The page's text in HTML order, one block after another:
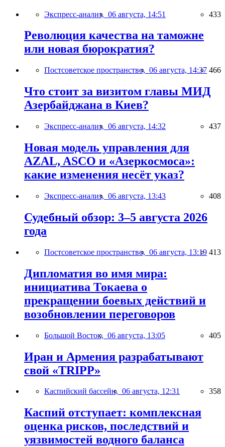
Экспресс-анализ, 06 августа, 14:51 433
Революция качества на таможне
или новая бюрократия?
Постсоветское пространство, 06 августа, 14:37 466
Что стоит за визитом главы МИД
Азербайджана в Киев?
Экспресс-анализ, 06 августа, 14:32 437
Новая модель управления для
AZAL, ASCO и «Азеркосмоса»:
какие изменения несёт указ?
Экспресс-анализ, 06 августа, 13:43 408
Судебный обзор: 3–5 августа 2026
года
Постсоветское пространство, 06 августа, 13:19 413
Дипломатия во имя мира:
инициатива Токаева о
прекращении боевых действий и
возобновлении переговоров
Большой Восток, 06 августа, 13:05 405
Иран и Армения разрабатывают
свой «TRIPP»
Каспийский бассейн, 06 августа, 12:31 358
Каспий отступает: комплексная
оценка рисков, последствий и
уязвимостей водного баланса